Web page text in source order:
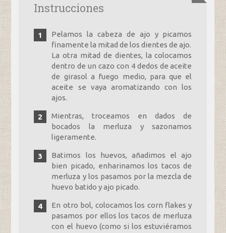
Instrucciones
Pelamos la cabeza de ajo y picamos
finamente la mitad de los dientes de ajo.
La otra mitad de dientes, la colocamos
dentro de un cazo con 4 dedos de aceite
de girasol a fuego medio, para que el
aceite se vaya aromatizando con los
ajos.
Mientras, troceamos en dados de
bocados la merluza y sazonamos
ligeramente.
Batimos los huevos, añadimos el ajo
bien picado, enharinamos los tacos de
merluza y los pasamos por la mezcla de
huevo batido y ajo picado.
En otro bol, colocamos los corn flakes y
pasamos por ellos los tacos de merluza
con el huevo (como si los estuviéramos